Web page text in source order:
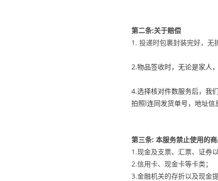
第二条:关于赔偿
1. 投递时包裹封装完好，无
2.物品签收时，无论是家人
4.选择核对件数服务后，我
拍照l连同发货单号，地址
第三条: 本服务禁止使用的
1.现金及支票、汇票、证券
2.信用卡、现金卡等卡类；
3.金融机关的存折以及现金